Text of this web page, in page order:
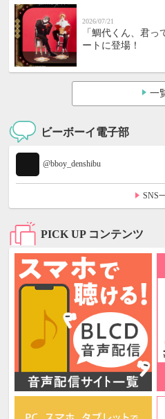
2026/07/21
「鯛代くん、君
ートに登場！
一
ビーボーイ電子部
@bboy_denshibu
SNS
PICK UP コンテンツ